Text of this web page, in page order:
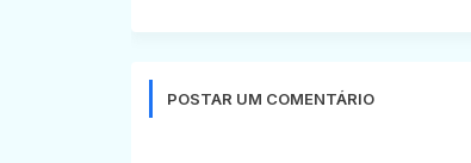
POSTAR UM COMENTÁRIO